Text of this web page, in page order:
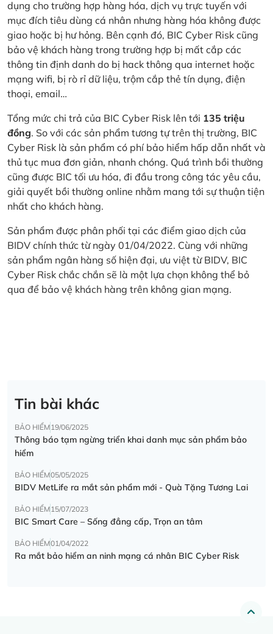
dụng cho trường hợp hàng hóa, dịch vụ trực tuyến với
mục đích tiêu dùng cá nhân nhưng hàng hóa không được
giao hoặc bị hư hỏng. Bên cạnh đó, BIC Cyber Risk cũng
bảo vệ khách hàng trong trường hợp bị mất cắp các
thông tin định danh do bị hack thông qua internet hoặc
mạng wifi, bị rò rỉ dữ liệu, trộm cắp thẻ tín dụng, điện
thoại, email…
Tổng mức chi trả của BIC Cyber Risk lên tới 135 triệu
đồng. So với các sản phẩm tương tự trên thị trường, BIC
Cyber Risk là sản phẩm có phí bảo hiểm hấp dẫn nhất và
thủ tục mua đơn giản, nhanh chóng. Quá trình bồi thường
cũng được BIC tối ưu hóa, đi đầu trong công tác yêu cầu,
giải quyết bồi thường online nhằm mang tới sự thuận tiện
nhất cho khách hàng.
Sản phẩm được phân phối tại các điểm giao dịch của
BIDV chính thức từ ngày 01/04/2022. Cùng với những
sản phẩm ngân hàng số hiện đại, ưu việt từ BIDV, BIC
Cyber Risk chắc chắn sẽ là một lựa chọn không thể bỏ
qua để bảo vệ khách hàng trên không gian mạng.
Tin bài khác
BẢO HIỂM19/06/2025
Thông báo tạm ngừng triển khai danh mục sản phẩm bảo
hiểm
BẢO HIỂM05/05/2025
BIDV MetLife ra mắt sản phẩm mới - Quà Tặng Tương Lai
BẢO HIỂM15/07/2023
BIC Smart Care – Sống đẳng cấp, Trọn an tâm
BẢO HIỂM01/04/2022
Ra mắt bảo hiểm an ninh mạng cá nhân BIC Cyber Risk